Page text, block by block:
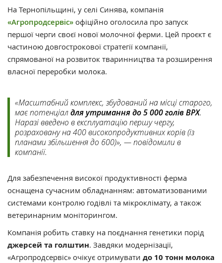
На Тернопільщині, у селі Синява, компанія
«Агропродсервіс» офіційно оголосила про запуск
першої черги своєї нової молочної ферми. Цей проєкт є
частиною довгострокової стратегії компанії,
спрямованої на розвиток тваринництва та розширення
власної переробки молока.
«Масштабний комплекс, збудований на місці старого,
має потенціалдля утримання до 5 000 голів ВРХ.
Наразі введено в експлуатацію першу чергу,
розраховану на 400 високопродуктивних корів (із
планами збільшення до 600)», — повідомили в
компанії.
Для забезпечення високої продуктивності ферма
оснащена сучасним обладнанням: автоматизованими
системами контролю годівлі та мікроклімату, а також
ветеринарним моніторингом.
Компанія робить ставку на поєднання генетики порід
джерсей та голштин. Завдяки модернізації,
«Агропродсервіс» очікує отримувати до 10 тонн молока